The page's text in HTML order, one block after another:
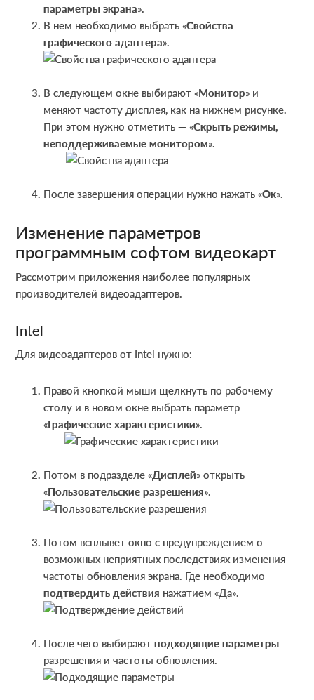
параметры экрана».
В нем необходимо выбрать «Свойства
графического адаптера».
В следующем окне выбирают «Монитор» и
меняют частоту дисплея, как на нижнем рисунке.
При этом нужно отметить — «Скрыть режимы,
неподдерживаемые монитором».
После завершения операции нужно нажать «Ок».
Изменение параметров
программным софтом видеокарт
Рассмотрим приложения наиболее популярных
производителей видеоадаптеров.
Intel
Для видеоадаптеров от Intel нужно:
Правой кнопкой мыши щелкнуть по рабочему
столу и в новом окне выбрать параметр
«Графические характеристики».
Потом в подразделе «Дисплей» открыть
«Пользовательские разрешения».
Потом всплывет окно с предупреждением о
возможных неприятных последствиях изменения
частоты обновления экрана. Где необходимо
подтвердить действия нажатием «Да».
После чего выбираютподходящие параметры
разрешения и частоты обновления.